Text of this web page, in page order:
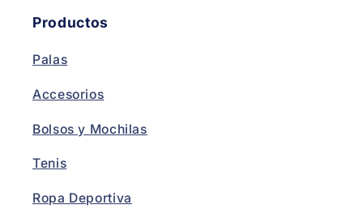
Productos
Palas
Accesorios
Bolsos y Mochilas
Tenis
Ropa Deportiva